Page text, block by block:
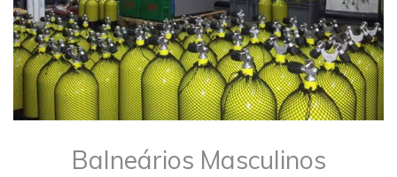
Balneários Masculinos